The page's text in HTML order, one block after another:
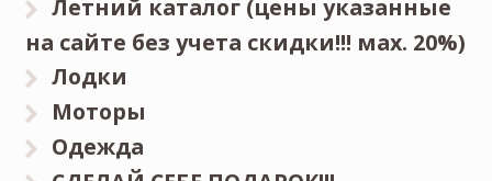
Летний каталог (цены указанные
на сайте без учета скидки!!! мах. 20%)
Лодки
Моторы
Одежда